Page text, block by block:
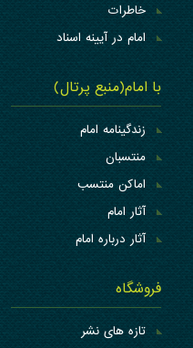
خاطرات
امام در آیینه اسناد
با امام(منبع پرتال)
زندگینامه امام
منتسبان
اماکن منتسب
آثار امام
آثار درباره امام
فروشگاه
تازه های نشر